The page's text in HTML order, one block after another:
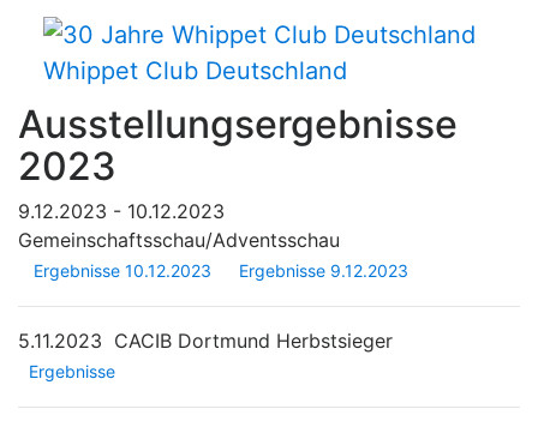
Whippet Club Deutschland
Ausstellungsergebnisse
2023
9.12.2023 - 10.12.2023
Gemeinschaftsschau/Adventsschau
Ergebnisse 10.12.2023 Ergebnisse 9.12.2023
5.11.2023 CACIB Dortmund Herbstsieger
Ergebnisse